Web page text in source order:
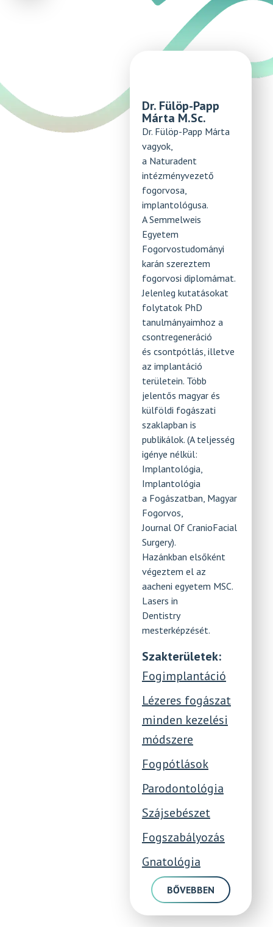
Dr. Fülöp-Papp
Márta M.Sc.
Dr. Fülöp-Papp Márta
vagyok,
a Naturadent
intézményvezető
fogorvosa,
implantológusa.
A Semmelweis
Egyetem
Fogorvostudományi
karán szereztem
fogorvosi diplomámat.
Jelenleg kutatásokat
folytatok PhD
tanulmányaimhoz a
csontregeneráció
és csontpótlás, illetve
az implantáció
területein. Több
jelentős magyar és
külföldi fogászati
szaklapban is
publikálok. (A teljesség
igénye nélkül:
Implantológia,
Implantológia
a Fogászatban, Magyar
Fogorvos,
Journal Of CranioFacial
Surgery).
Hazánkban elsőként
végeztem el az
aacheni egyetem MSC.
Lasers in
Dentistry
mesterképzését.
Szakterületek:
Fogimplantáció
Lézeres fogászat
minden kezelési
módszere
Fogpótlások
Parodontológia
Szájsebészet
Fogszabályozás
Gnatológia
BŐVEBBEN